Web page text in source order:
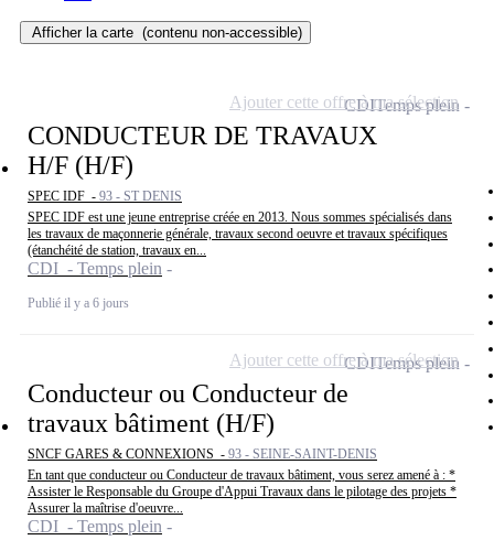
Afficher la carte (contenu non-accessible)
CONDUCTEUR DE TRAVAUX
H/F (H/F)
SPEC IDF - 93 - ST DENIS
SPEC IDF est une jeune entreprise créée en 2013. Nous sommes spécialisés dans
les travaux de maçonnerie générale, travaux second oeuvre et travaux spécifiques
(étanchéité de station, travaux en...
CDI - Temps plein
Publié il y a 6 jours
CDITemps plein
Ajouter cette offre à ma sélection
Conducteur ou Conducteur de
travaux bâtiment (H/F)
SNCF GARES & CONNEXIONS - 93 - SEINE-SAINT-DENIS
En tant que conducteur ou Conducteur de travaux bâtiment, vous serez amené à : *
Assister le Responsable du Groupe d'Appui Travaux dans le pilotage des projets *
Assurer la maîtrise d'oeuvre...
CDI - Temps plein
CDITemps plein
Ajouter cette offre à ma sélection